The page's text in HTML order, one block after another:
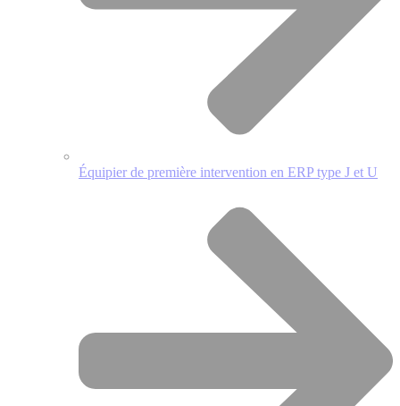
Équipier de première intervention en ERP type J et U